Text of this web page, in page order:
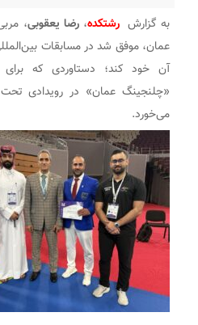
به گزارشرشتکده،رضا یعقوبی،
عمان، موفق شد در مسابقات
آن خود کند؛ دستاوردی که برای
«چلنجینگ عمان» در رویدادی
می‌خورد.